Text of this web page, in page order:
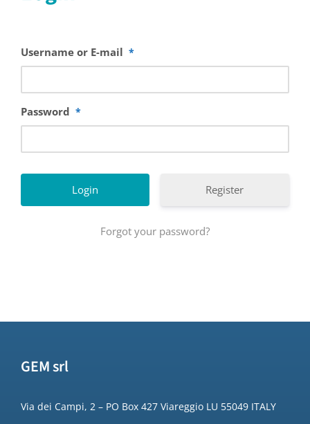
Username or E-mail *
Password *
Register
Forgot your password?
GEM srl
Via dei Campi, 2 – PO Box 427 Viareggio LU 55049 ITALY